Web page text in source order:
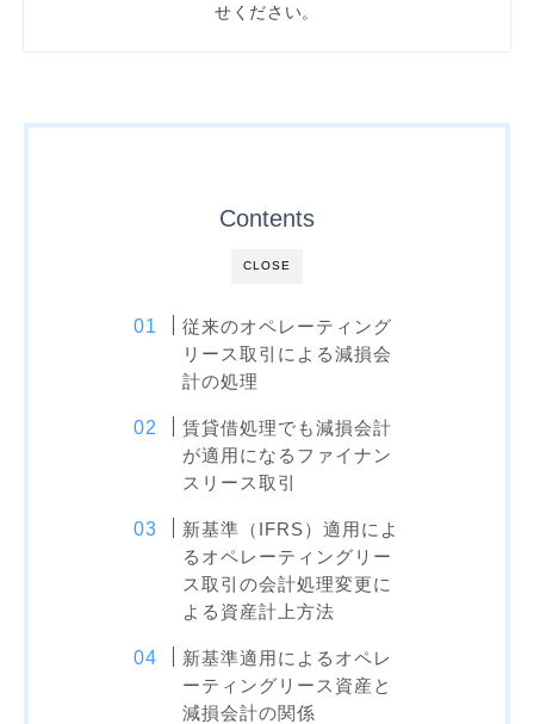
せください。
CLOSE
Contents
従来のオペレーティング
リース取引による減損会
計の処理
賃貸借処理でも減損会計
が適用になるファイナン
スリース取引
新基準（IFRS）適用によ
るオペレーティングリー
ス取引の会計処理変更に
よる資産計上方法
新基準適用によるオペレ
ーティングリース資産と
減損会計の関係